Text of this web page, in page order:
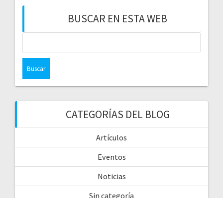
BUSCAR EN ESTA WEB
CATEGORÍAS DEL BLOG
Artículos
Eventos
Noticias
Sin categoría